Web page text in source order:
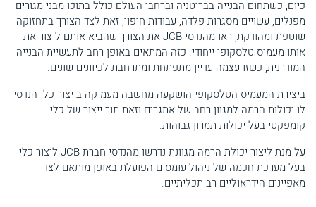
כיום, כשתחום הבנייה בבריטניה וברחבי העולם כולל בתוכו מבני מגורים
מפנלים, עשויים מסגרות פלדה, עבודות חיפוי, זאת לצד הצורך בתחזוקה
שוטפת ומהודקת, ראו מהנדסי JCB את הצורך שהביא אותם ליצור את
אותו מעמיס טלסקופי ייחודי. כזה המתאים באופן רחב לתעשיית הבנייה
המודרנית, כשזו עצמה עדיין מתפתחת ומתרחבת לכיוונים שונים.
ביצירת המעמיס הטלסקופי הושקעה מחשבה מעמיקה בייצור כלי הנדסי
לו יכולות הרמה למגוון רחב של אתגרים וזאת תוך ייצור של כלי
קומפקטי בעל יכולות תמרון גבוהות.
על מנת ליצור יכולת הרמה מגוונת נדרשו מהנדסי חברת JCB ליצור כלי
בעל מערכת חכמה של ניהול עומסים הפועלת באופן מותאם לצד
מאפיינים הידראוליים רב תכליתיים.